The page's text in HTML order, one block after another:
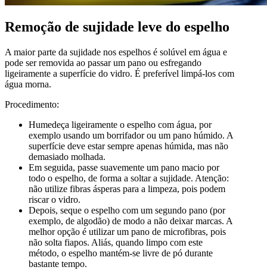
Remoção de sujidade leve do espelho
A maior parte da sujidade nos espelhos é solúvel em água e
pode ser removida ao passar um pano ou esfregando
ligeiramente a superfície do vidro. É preferível limpá-los com
água morna.
Procedimento:
Humedeça ligeiramente o espelho com água, por
exemplo usando um borrifador ou um pano húmido. A
superfície deve estar sempre apenas húmida, mas não
demasiado molhada.
Em seguida, passe suavemente um pano macio por
todo o espelho, de forma a soltar a sujidade. Atenção:
não utilize fibras ásperas para a limpeza, pois podem
riscar o vidro.
Depois, seque o espelho com um segundo pano (por
exemplo, de algodão) de modo a não deixar marcas. A
melhor opção é utilizar um pano de microfibras, pois
não solta fiapos. Aliás, quando limpo com este
método, o espelho mantém-se livre de pó durante
bastante tempo.